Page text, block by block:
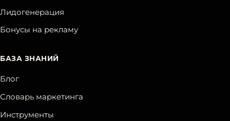
Лидогенерация
Бонусы на рекламу
БАЗА ЗНАНИЙ
Блог
Словарь маркетинга
Инструменты